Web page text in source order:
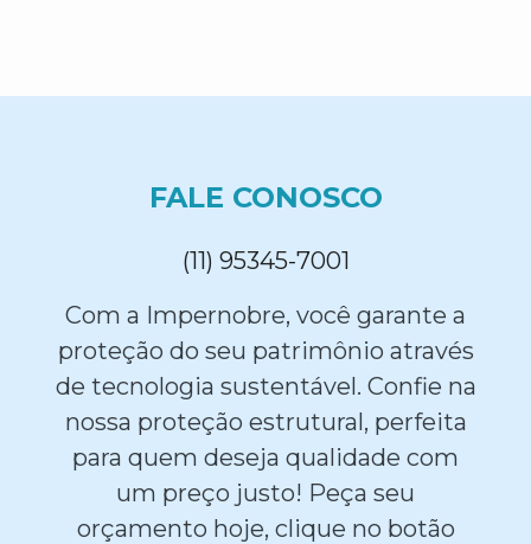
FALE CONOSCO
(11) 95345-7001
Com a Impernobre, você garante a
proteção do seu patrimônio através
de tecnologia sustentável. Confie na
nossa proteção estrutural, perfeita
para quem deseja qualidade com
um preço justo! Peça seu
orçamento hoje, clique no botão